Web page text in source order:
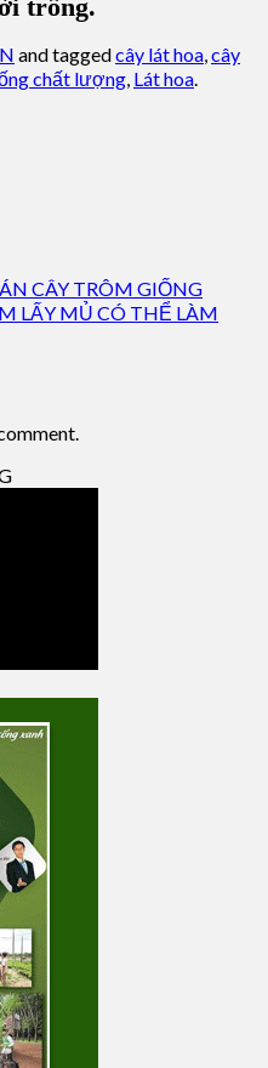
trồng.
and taggedcây lát hoa cây
chất lượng Lát hoa
CÂY TRÔM GIỐNG
LẤY MỦ CÓ THỂ LÀM